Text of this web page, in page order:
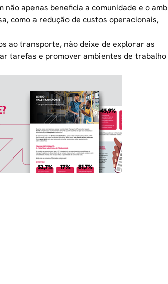
apenas beneficia a comunidade e o
como a redução de custos operacionais,
ao transporte, não deixe de explorar as
tarefas e promover ambientes de trabalho